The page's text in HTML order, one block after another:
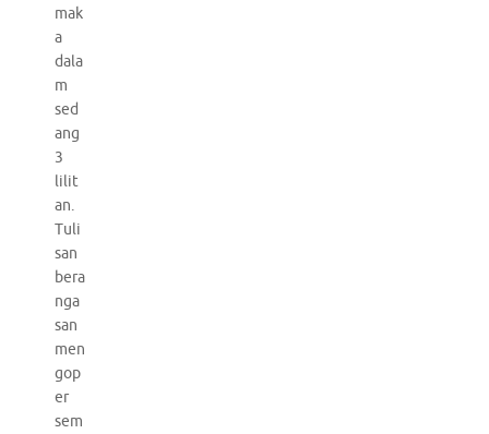
mak
a
dala
m
sed
ang
3
lilit
an.
Tuli
san
bera
nga
san
men
gop
er
sem